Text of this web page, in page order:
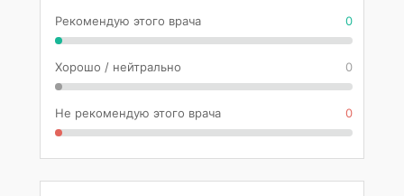
Рекомендую этого врача 0
Хорошо / нейтрально 0
Не рекомендую этого врача 0